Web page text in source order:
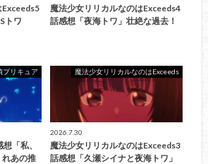
Exceeds5
トワ
魔法少女リリカルなのはExceeds4
話感想「夜海トワ」壮絶な過去！
プリキュア
「私、
あの推
魔法少女リリカルなのはExceeds
2026.7.30
魔法少女リリカルなのはExceeds3
話感想「久瀬シイナと夜海トワ」